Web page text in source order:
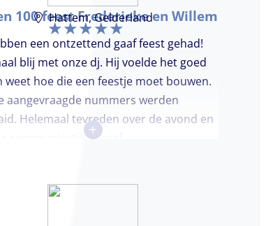
100 feest Frederieke en Willem
Hattem, Gelderland
een ontzettend gaaf feest gehad!
blij met onze dj. Hij voelde het goed
weet hoe die een feestje moet bouwen.
aangevraagde nummers werden
Helemaal tevreden over de avond en
communicatie vooraf.
+